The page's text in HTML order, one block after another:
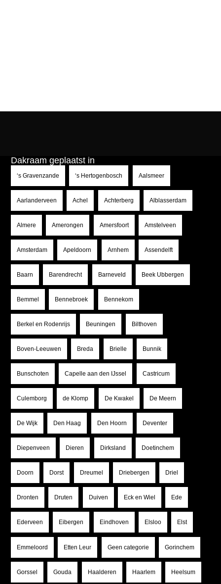
Dakraam geplaatst in
‘s Gravenzande ‘s Hertogenbosch Aalsmeer
Aarlanderveen Achel Achterberg Alblasserdam
Almere Amerongen Amersfoort Amstelveen
Amsterdam Apeldoorn Arnhem Assendelft
Baarn Barendrecht Barneveld Beek Ubbergen
Bemmel Bennebroek Bennekom
Berkel en Rodenrijs Beuningen Bilthoven
Boven-Leeuwen Breda Brielle Bunnik
Bunschoten Capelle aan den IJssel Castricum
Culemborg de Klomp De Kwakel De Meern
De Wijk Den Haag Den Hoorn Deventer
Diepenveen Dieren Dirksland Doetinchem
Doorn Dorst Dreumel Driebergen Driel
Dronten Druten Duiven Eck en Wiel Ede
Ederveen Eibergen Eindhoven Elsloo Elst
Emmeloord Etten Leur Geen categorie Gorinchem
Gorssel Gouda Haalderen Haarlem Heelsum